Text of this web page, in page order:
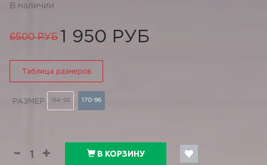
В наличии
6500 РУБ 1 950 РУБ
Таблица размеров
РАЗМЕР 164-92 170-96
В КОРЗИНУ